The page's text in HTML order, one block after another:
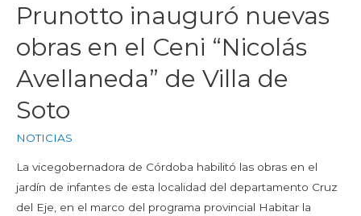
Prunotto inauguró nuevas
obras en el Ceni “Nicolás
Avellaneda” de Villa de
Soto
NOTICIAS
La vicegobernadora de Córdoba habilitó las obras en el
jardín de infantes de esta localidad del departamento Cruz
del Eje, en el marco del programa provincial Habitar la